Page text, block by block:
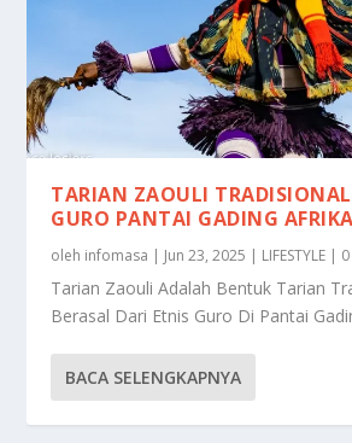
TARIAN ZAOULI
GURO PANTAI GADING AFRIKA
oleh infomasa | Jun 23, 2025 | LIFESTYLE |
Tarian Zaouli Adalah Bentuk Tarian
Berasal Dari Etnis Guro Di Pantai
BACA SELENGKAPNYA